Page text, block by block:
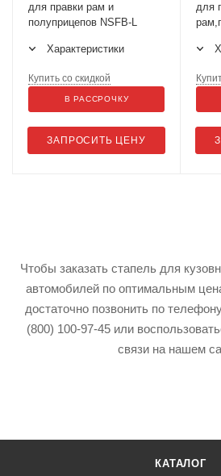
для правки рам и
полуприцепов NSFB-L
Характеристики
ЗАПРОСИТЬ ЦЕНУ
Купить со скидкой
В РАССРОЧКУ
для
Чтобы заказать стапель для
автомобилей по оптимальным
достаточно позвонить по
(800) 100-97-45 или
связи на нашем
КАТАЛОГ